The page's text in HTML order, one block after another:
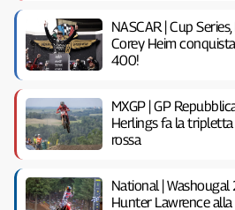
NASCAR | Cup
Corey Heim
400!
MXGP | GP
Herlings fa la
rossa
National |
Hunter Lawrence